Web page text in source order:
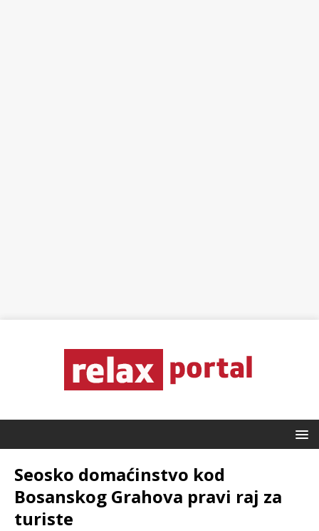
Seosko domaćinstvo kod
Bosanskog Grahova pravi raj za
turiste